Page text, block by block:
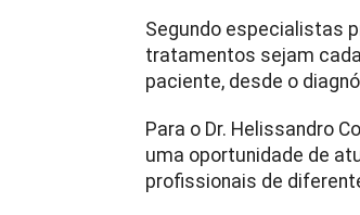
Segundo especialistas
tratamentos sejam
paciente, desde o
Para o Dr. Helissandro
uma oportunidade de
profissionais de